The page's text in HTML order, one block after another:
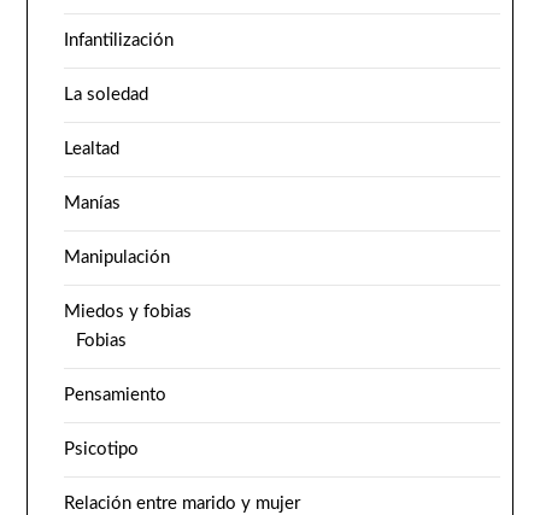
Infantilización
La soledad
Lealtad
Manías
Manipulación
Miedos y fobias
Fobias
Pensamiento
Psicotipo
Relación entre marido y mujer